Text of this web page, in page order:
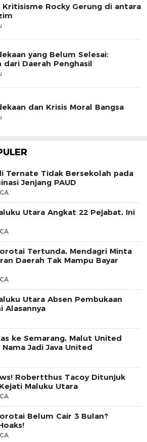
Kritisisme Rocky Gerung di antara
yang Belum Selesai:
dari Daerah Penghasil
dan Krisis Moral Bangsa
Ternate Tidak Bersekolah pada
Jenjang PAUD
Utara Angkat 22 Pejabat, Ini
Tertunda, Mendagri Minta
Daerah Tak Mampu Bayar
Utara Absen Pembukaan
Alasannya
ke Semarang, Malut United
Jadi Java United
Robertthus Tacoy Ditunjuk
Maluku Utara
Belum Cair 3 Bulan?